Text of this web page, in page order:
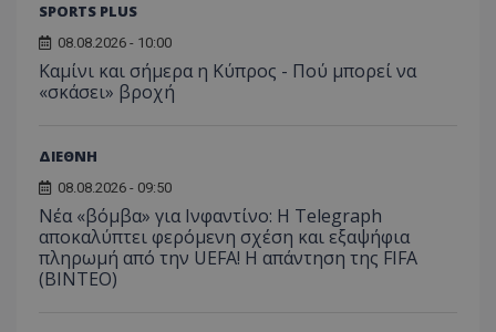
SPORTS PLUS
08.08.2026 - 10:00
Καμίνι και σήμερα η Κύπρος - Πού μπορεί να
«σκάσει» βροχή
ΔΙΕΘΝΗ
08.08.2026 - 09:50
Νέα «βόμβα» για Ινφαντίνο: Η Telegraph
αποκαλύπτει φερόμενη σχέση και εξαψήφια
πληρωμή από την UEFA! Η απάντηση της FIFA
(ΒΙΝΤΕΟ)